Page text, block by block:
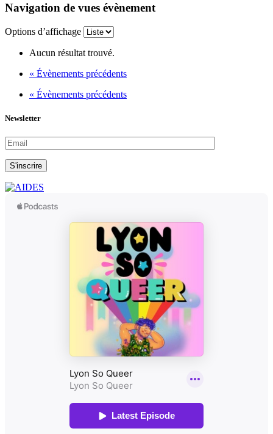
Navigation de vues évènement
Options d’affichage
Aucun résultat trouvé.
« Évènements précédents
« Évènements précédents
Newsletter
S'inscrire